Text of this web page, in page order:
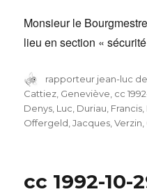
Monsieur le
lieu en section «
Auteur
rapporteur jean-luc
Cattiez, Geneviève cc
Denys, Luc Duriau, Francis
Offergeld, Jacques ,
cc 1992-10-